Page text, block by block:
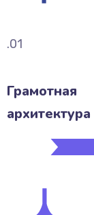
.01
Грамотная
архитектура